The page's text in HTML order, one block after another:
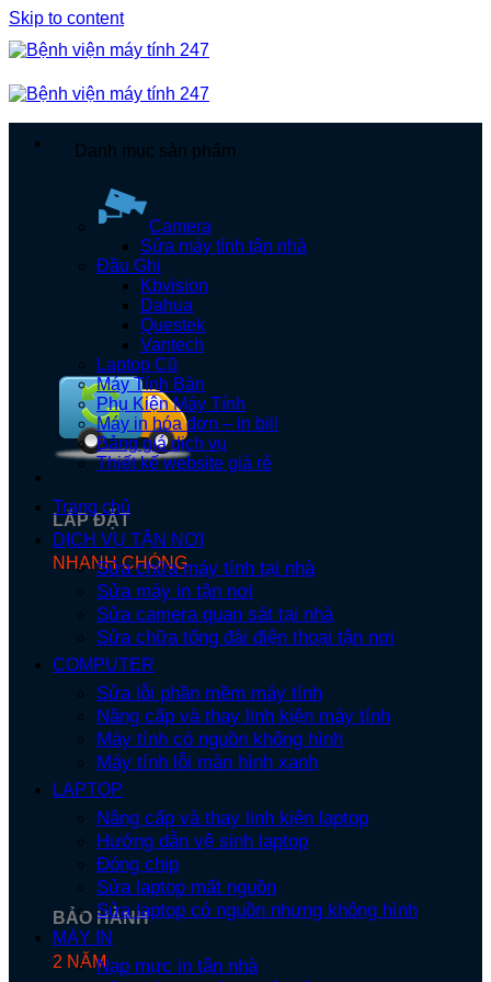
Skip to content
LẮP ĐẶT
NHANH CHÓNG
BẢO HÀNH
2 NĂM
Danh mục sản phẩm
Camera
Sửa máy tính tận nhà
Đầu Ghi
Kbvision
Dahua
Questek
Vantech
Laptop Cũ
Máy Tính Bàn
Phụ Kiện Máy Tính
Máy in hóa đơn – in bill
Bảng giá dịch vụ
Thiết kế website giá rẻ
Trang chủ
DỊCH VỤ TẬN NƠI
Sửa chữa máy tính tại nhà
Sửa máy in tận nơi
Sửa camera quan sát tại nhà
Sửa chữa tổng đài điện thoại tận nơi
COMPUTER
Sửa lỗi phần mềm máy tính
Nâng cấp và thay linh kiện máy tính
Máy tính có nguồn không hình
Máy tính lỗi màn hình xanh
LAPTOP
Nâng cấp và thay linh kiện laptop
Hướng dẫn vệ sinh laptop
Đóng chip
Sửa laptop mất nguồn
Sửa laptop có nguồn nhưng không hình
MÁY IN
Nạp mực in tận nhà